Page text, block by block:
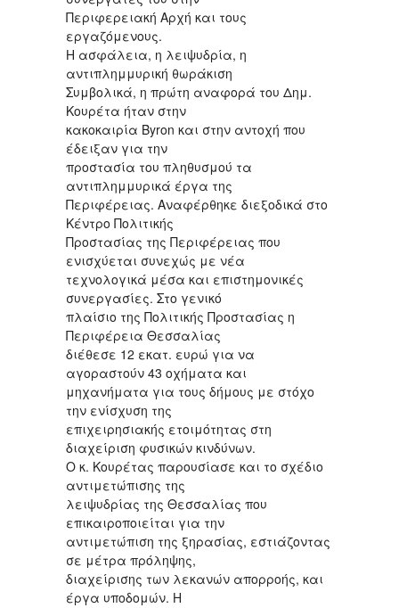
Περιφερειακή Αρχή και τους
εργαζόμενους.
Η ασφάλεια, η λειψυδρία, η
αντιπλημμυρική θωράκιση
Συμβολικά, η πρώτη αναφορά του Δημ.
Κουρέτα ήταν στην
κακοκαιρία Byron και στην αντοχή που
έδειξαν για την
προστασία του πληθυσμού τα
αντιπλημμυρικά έργα της
Περιφέρειας. Αναφέρθηκε διεξοδικά στο
Κέντρο Πολιτικής
Προστασίας της Περιφέρειας που
ενισχύεται συνεχώς με νέα
τεχνολογικά μέσα και επιστημονικές
συνεργασίες. Στο γενικό
πλαίσιο της Πολιτικής Προστασίας η
Περιφέρεια Θεσσαλίας
διέθεσε 12 εκατ. ευρώ για να
αγοραστούν 43 οχήματα και
μηχανήματα για τους δήμους με στόχο
την ενίσχυση της
επιχειρησιακής ετοιμότητας στη
διαχείριση φυσικών κινδύνων.
Ο κ. Κουρέτας παρουσίασε και το σχέδιο
αντιμετώπισης της
λειψυδρίας της Θεσσαλίας που
επικαιροποιείται για την
αντιμετώπιση της ξηρασίας, εστιάζοντας
σε μέτρα πρόληψης,
διαχείρισης των λεκανών απορροής, και
έργα υποδομών. Η